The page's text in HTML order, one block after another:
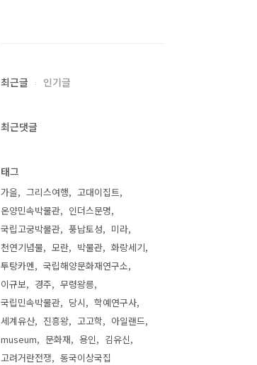
최근글 인기글
최근댓글
태그
가을 그리스여행
고대이집트
온양민속박물관
인더스문명
국립고궁박물관
풍납토성
미라
천연기념물
모란 박물관
화랑세기
투탕카멘
국립해양문화재연구소
이규보
경주
무령왕릉
국립민속박물관
당시
학예연구사
세계유산
진흥왕 고고학
아일랜드
museum
문화재 용인
김유신
고려거란전쟁
동국이상국집